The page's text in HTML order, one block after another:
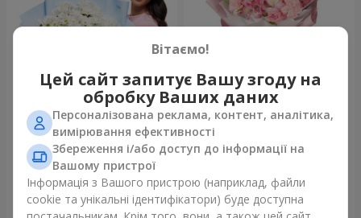
Букет "Білий корал"
1 764 грн
Замовити
Букет "Океан квітів"
Замовити
Вітаємо!
Цей сайт запитує Вашу згоду на
обробку Ваших даних
Персоналізована реклама, контент, аналітика,
вимірювання ефективності
Збереження і/або доступ до інформації на
Вашому пристрої
Інформація з Вашого пристрою (наприклад, файли
cookie та унікальні ідентифікатори) буде доступна